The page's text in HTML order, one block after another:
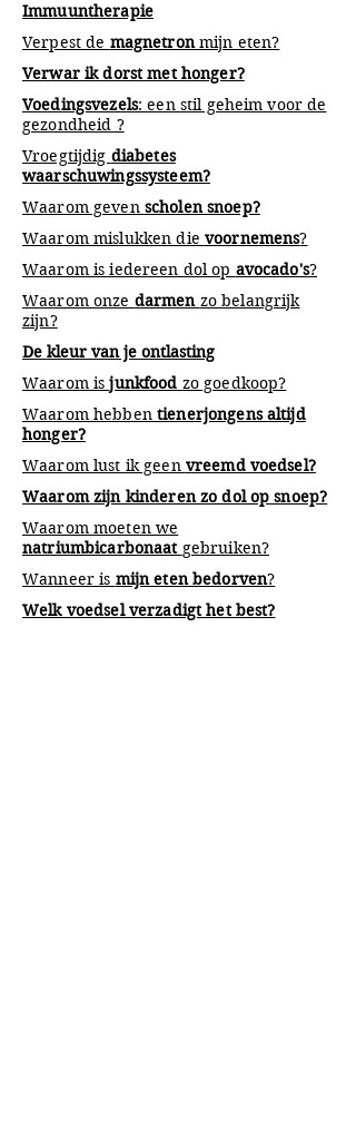
Immuuntherapie
Verpest de magnetronmijn eten?
Verwar ik dorst met honger?
Voedingsvezels: een stil geheim voor de
gezondheid ?
Vroegtijdig diabetes
waarschuwingssysteem?
Waarom geven scholen snoep?
Waarom mislukken die voornemens?
Waarom is iedereen dol op avocado's?
Waarom onze darmen zo belangrijk
zijn?
De kleur van je ontlasting
Waarom isjunkfood zo goedkoop?
Waarom hebben tienerjongens altijd
honger?
Waarom lust ik geen vreemd voedsel?
Waarom zijn kinderen zo dol op snoep?
Waarom moeten we
natriumbicarbonaat gebruiken?
Wanneer is mijn eten bedorven?
Welk voedsel verzadigt het best?